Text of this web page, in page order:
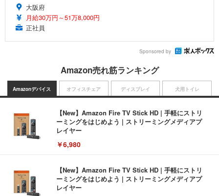
大阪府
月給30万円～51万8,000円
正社員
Sponsored by
Amazon売れ筋ランキング
Amazonデバイス
【New】Amazon Fire TV Stick HD | 手軽にストリ
ーミングをはじめよう | ストリーミングメディアプ
レイヤー
￥6,980
【New】Amazon Fire TV Stick HD | 手軽にストリ
ーミングをはじめよう | ストリーミングメディアプ
レイヤー
オフィスチェア ディスプレイ 犬用トイレ